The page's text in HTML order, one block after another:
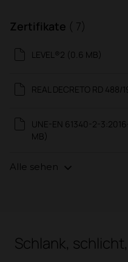
Zertifikate ( 7)
LEVEL®2 (0.6 MB)
REAL DECRETO RD
UNE-EN 61340-2-
MB)
Alle sehen
Schlank,